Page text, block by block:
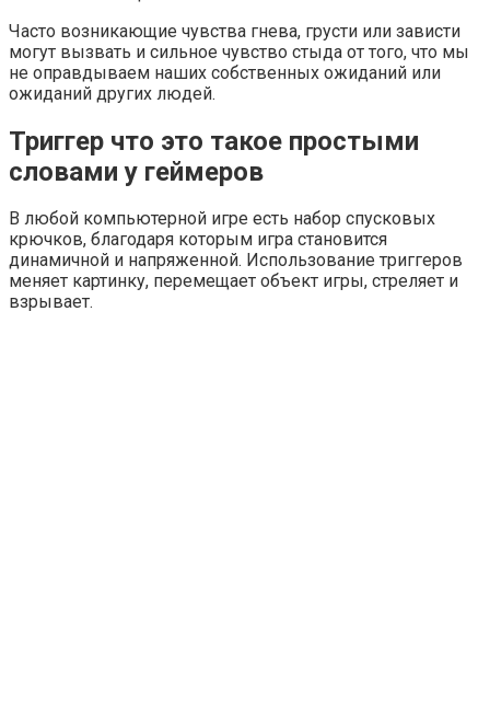
Часто возникающие чувства гнева, грусти или зависти
могут вызвать и сильное чувство стыда от того, что мы
не оправдываем наших собственных ожиданий или
ожиданий других людей.
Триггер что это такое простыми
словами у геймеров
В любой компьютерной игре есть набор спусковых
крючков, благодаря которым игра становится
динамичной и напряженной. Использование триггеров
меняет картинку, перемещает объект игры, стреляет и
взрывает.